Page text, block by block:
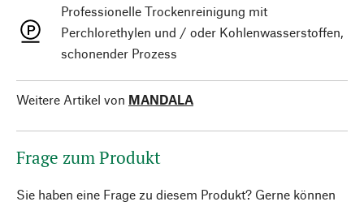
Professionelle Trockenreinigung mit
Perchlorethylen und / oder Kohlenwasserstoffen,
schonender Prozess
Weitere Artikel von MANDALA
Frage zum Produkt
Sie haben eine Frage zu diesem Produkt? Gerne können